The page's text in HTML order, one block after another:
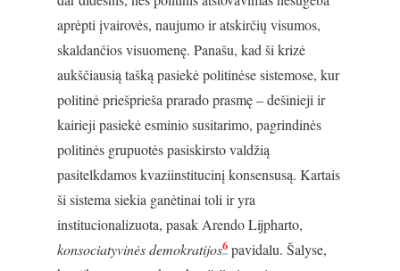
aprėpti įvairovės, naujumo ir atskirčių visumos,
skaldančios visuomenę. Panašu, kad ši krizė
aukščiausią tašką pasiekė politinėse sistemose, kur
politinė priešprieša prarado prasmę – dešinieji ir
kairieji pasiekė esminio susitarimo, pagrindinės
politinės grupuotės pasiskirsto valdžią
pasitelkdamos kvaziinstitucinį konsensusą. Kartais
ši sistema siekia ganėtinai toli ir yra
institucionalizuota, pasak Arendo Lijpharto,
konsociatyvinės demokratijos6 pavidalu. Šalyse,